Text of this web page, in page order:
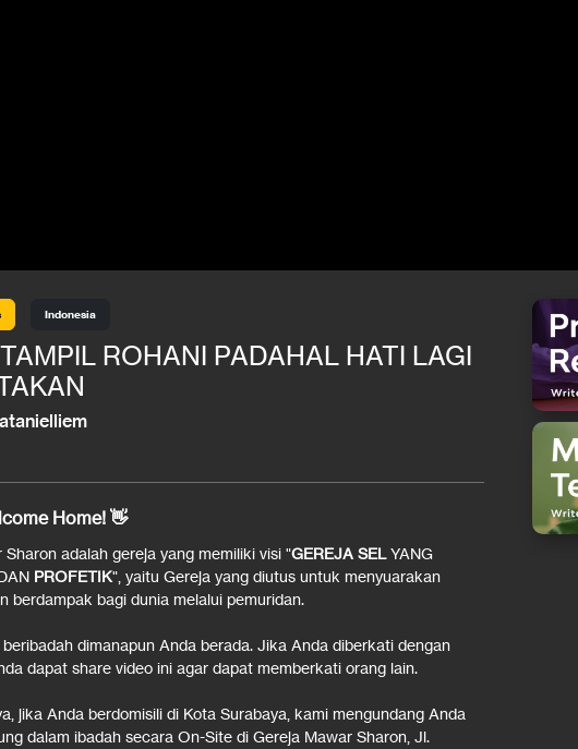
Indonesia
ROHANI PADAHAL HATI LAGI
Home! 👋
Sharon adalah gereja yang memiliki visi "GEREJA SELYANG
PROFETIK", yaitu Gereja yang diutus untuk menyuarakan
berdampak bagi dunia melalui pemuridan.
dimanapun Anda berada. Jika Anda diberkati dengan
dapat share video ini agar dapat memberkati orang lain.
jika Anda berdomisili di Kota Surabaya, kami mengundang Anda
dalam ibadah secara On-Site di Gereja Mawar Sharon, Jl.